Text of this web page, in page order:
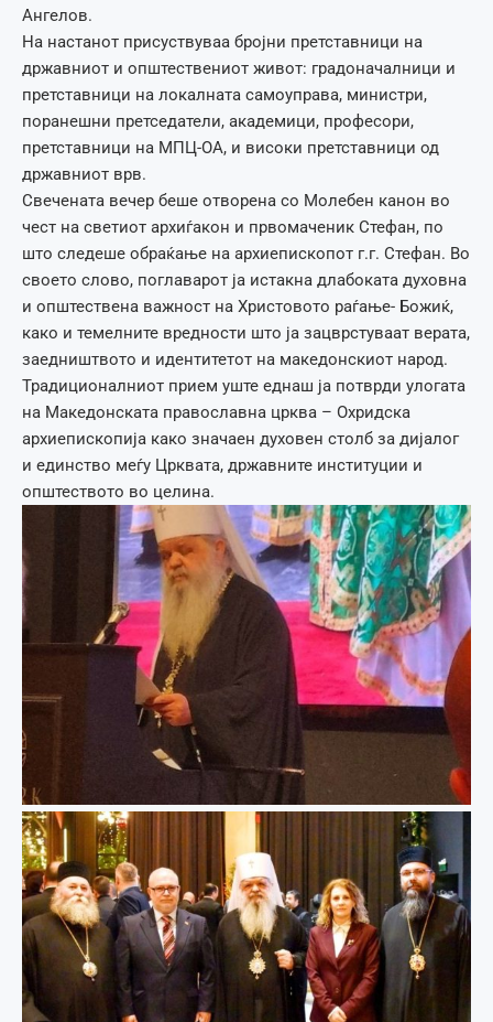
Ангелов.
На настанот присуствуваа бројни претставници на
државниот и општествениот живот: градоначалници и
претставници на локалната самоуправа, министри,
поранешни претседатели, академици, професори,
претставници на МПЦ-ОА, и високи претставници од
државниот врв.
Свечената вечер беше отворена со Молебен канон во
чест на светиот архиѓакон и првомаченик Стефан, по
што следеше обраќање на архиепископот г.г. Стефан. Во
своето слово, поглаварот ја истакна длабоката духовна
и општествена важност на Христовото раѓање- Божиќ,
како и темелните вредности што ја зацврстуваат верата,
заедништвото и идентитетот на македонскиот народ.
Традиционалниот прием уште еднаш ја потврди улогата
на Македонската православна црква – Охридска
архиепископија како значаен духовен столб за дијалог
и единство меѓу Црквата, државните институции и
општеството во целина.